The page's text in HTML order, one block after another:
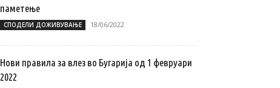
паметење
СПОДЕЛИ ДОЖИВУВАЊЕ 18/06/2022
Нови правила за влез во Бугарија од 1 февруари
2022